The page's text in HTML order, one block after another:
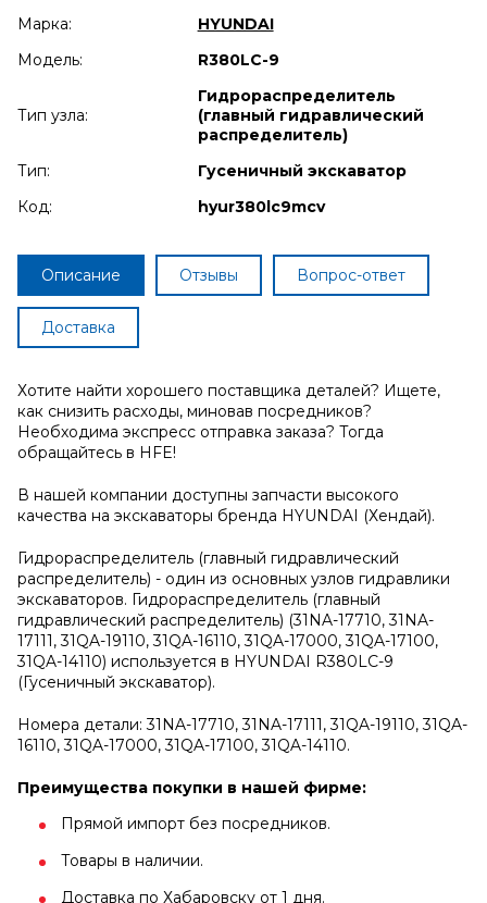
Марка:
HYUNDAI
Модель:
R380LC-9
Тип узла:
Гидрораспределитель
(главный гидравлический
распределитель)
Тип:
Гусеничный экскаватор
Код:
hyur380lc9mcv
Описание Отзывы Вопрос-ответ
Доставка
Хотите найти хорошего поставщика деталей? Ищете,
как снизить расходы, миновав посредников?
Необходима экспресс отправка заказа? Тогда
обращайтесь в HFE!
В нашей компании доступны запчасти высокого
качества на экскаваторы бренда HYUNDAI (Хендай).
Гидрораспределитель (главный гидравлический
распределитель) - один из основных узлов гидравлики
экскаваторов. Гидрораспределитель (главный
гидравлический распределитель) (31NA-17710, 31NA-
17111, 31QA-19110, 31QA-16110, 31QA-17000, 31QA-17100,
31QA-14110) используется в HYUNDAI R380LC-9
(Гусеничный экскаватор).
Номера детали: 31NA-17710, 31NA-17111, 31QA-19110, 31QA-
16110, 31QA-17000, 31QA-17100, 31QA-14110.
Преимущества покупки в нашей фирме:
Прямой импорт без посредников.
Товары в наличии.
Доставка по Хабаровску от 1 дня.